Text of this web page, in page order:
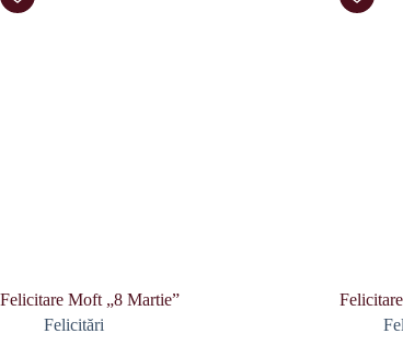
Felicitare Moft „8 Martie”
Felicitări